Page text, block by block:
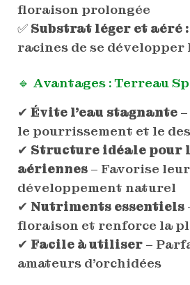
floraison prolongée
✅ Substrat léger et aéré :
racines de se
🔹 Avantages :Terreau
✔ Évite l’eau stagnante–
le pourrissement et le
✔ Structure idéale pour
aériennes– Favorise leur
développement naturel
✔ Nutriments essentiels
floraison et renforce la
✔ Facile à utiliser–
amateurs d’orchidées